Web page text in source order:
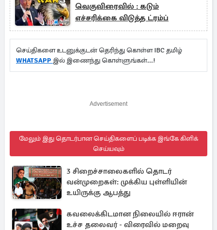
வெகுவிரைவில் : கடும்
எச்சரிக்கை விடுத்த ட்ரம்ப்
செய்திகளை உடனுக்குடன் தெரிந்து கொள்ள IBC தமிழ்
WHATSAPP இல் இணைந்து கொள்ளுங்கள்...!
Advertisement
மேலும் இது தொடர்பான செய்திகளைப் படிக்க இங்கே கிளிக்
செய்யவும்
3 சிறைச்சாலைகளில் தொடர்
வன்முறைகள்: முக்கிய புள்ளியின்
உயிருக்கு ஆபத்து
கவலைக்கிடமான நிலையில் ஈரான்
உச்ச தலைவர் - விரைவில் மறைவு